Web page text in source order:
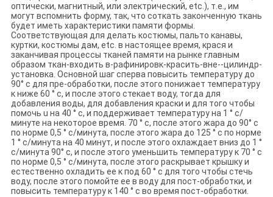
оптически, магнитный, или электрический, etc.), т.е., им
могут вспомнить форму, так, что соткать законченную ткань
будет иметь характеристики памяти формы.
Соответствующая для делать костюмы, пальто канавы,
куртки, костюмы дам, etc. в настоящее время, крася и
заканчивая процессы тканей памяти на рынке главным
образом ткан-входить в-рафинировк-красить-вне--цилиндр-
установка. Основной шаг сперва повысить температуру до
90° c для пре-обработки, после этого понижает температуру
к ниже 60 ° c, и после этого стекает воду, тогда для
добавления воды, для добавления краски и для того чтобы
помочь u на 40 ° c, и поддерживает температуру на 1 ° c/
минуте на некоторое время. 70 ° c, после этого жара до 90° c
по норме 0,5 ° c/минута, после этого жара до 125 ° c по норме
1 ° c/минута на 40 минут, и после этого охлаждает вниз до 1 °
c/минута 90° c, и после этого уменьшить температуру к 70 ° c
по норме 0,5 ° c/минута, после этого раскрывает крышку и
естественно охладить ее к под 60 ° c для того чтобы стечь
воду, после этого помойте ее в воду для пост-обработки, и
повысить температуру к 140 ° c во время пост-обработки.